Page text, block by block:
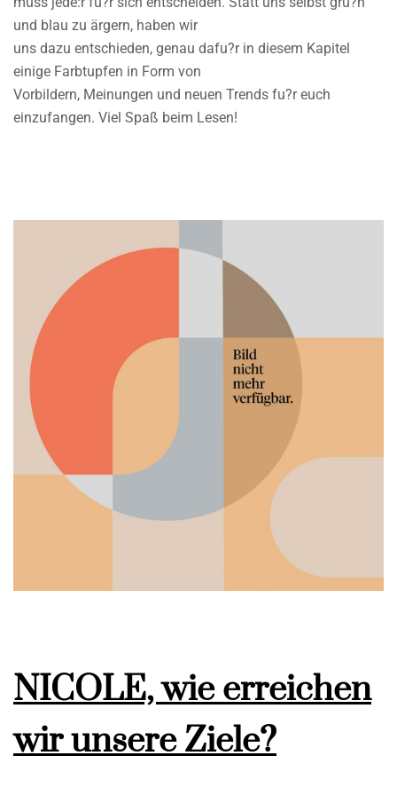
und blau zu ärgern, haben wir
uns dazu entschieden, genau dafu?r in diesem Kapitel
einige Farbtupfen in Form von
Vorbildern, Meinungen und neuen Trends fu?r euch
einzufangen. Viel Spaß beim Lesen!
NICOLE, wie erreichen
wir unsere Ziele?